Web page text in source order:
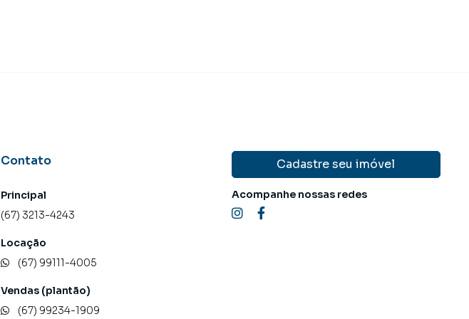
Contato
Principal
(67) 3213-4243
Locação
(67) 99111-4005
Vendas (plantão)
(67) 99234-1909
Cadastre seu imóvel
Acompanhe nossas redes